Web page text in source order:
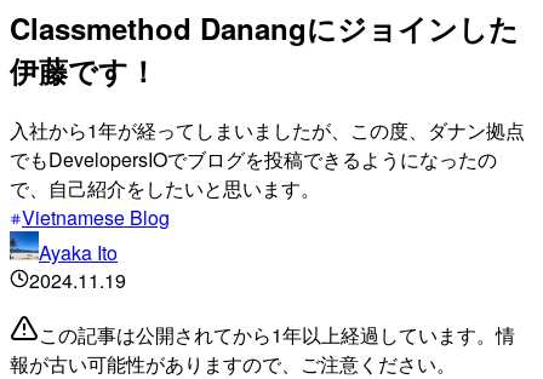
Classmethod Danangにジョインした
伊藤です！
入社から1年が経ってしまいましたが、この度、ダナン拠点
でもDevelopersIOでブログを投稿できるようになったの
で、自己紹介をしたいと思います。
Vietnamese Blog
Ayaka Ito
2024.11.19
この記事は公開されてから1年以上経過しています。情
報が古い可能性がありますので、ご注意ください。